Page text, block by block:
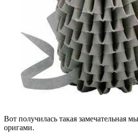
Вот получилась такая замечательная
оригами.